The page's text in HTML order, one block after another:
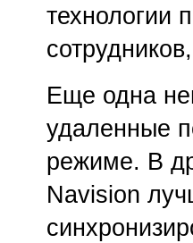
технологии
Еще одна
удаленные
режиме. В
Navision